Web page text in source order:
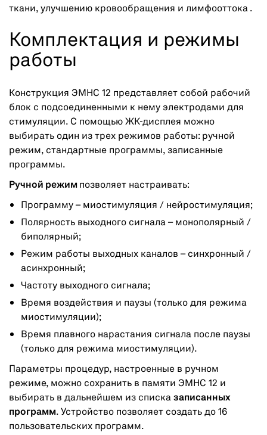
ткани, улучшению кровообращения и лимфооттока .
Комплектация и режимы
работы
Конструкция ЭМНС 12 представляет собой рабочий
блок с подсоединенными к нему электродами для
стимуляции. С помощью ЖК-дисплея можно
выбирать один из трех режимов работы: ручной
режим, стандартные программы, записанные
программы.
Ручной режим позволяет настраивать:
Программу – миостимуляция / нейростимуляция;
Полярность выходного сигнала – монополярный /
биполярный;
Режим работы выходных каналов – синхронный /
асинхронный;
Частоту выходного сигнала;
Время воздействия и паузы (только для режима
миостимуляции);
Время плавного нарастания сигнала после паузы
(только для режима миостимуляции).
Параметры процедур, настроенные в ручном
режиме, можно сохранить в памяти ЭМНС 12 и
выбирать в дальнейшем из списка записанных
программ. Устройство позволяет создать до 16
пользовательских программ.